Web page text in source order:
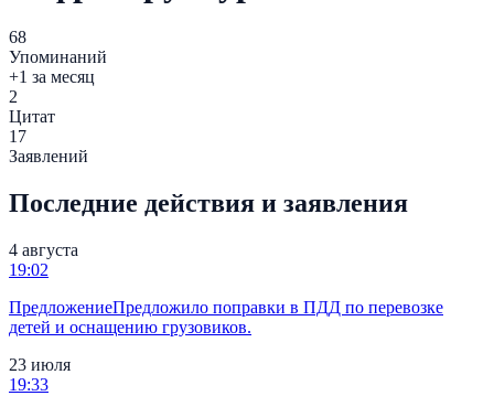
68
Упоминаний
+1 за месяц
2
Цитат
17
Заявлений
Последние действия и заявления
4 августа
19:02
ПредложениеПредложило поправки в ПДД по перевозке
детей и оснащению грузовиков.
23 июля
19:33